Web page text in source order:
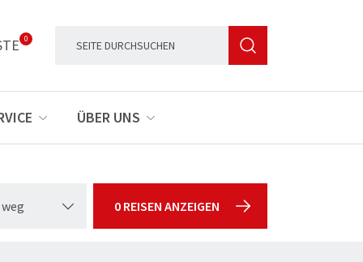
0
ÜBER UNS
0 REISEN ANZEIGEN